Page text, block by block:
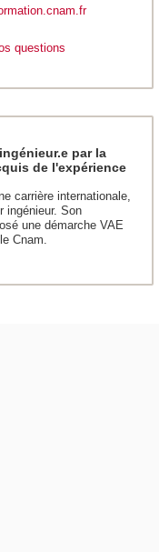
questions
par la
de l'expérience
carrière internationale,
ingénieur. Son
une démarche VAE
Cnam.